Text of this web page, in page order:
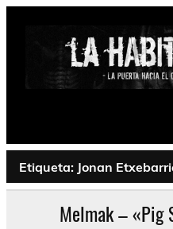
Saltar
Psychedelic, Stoner,
Etiqueta: Jonan
Melmak – «Pig